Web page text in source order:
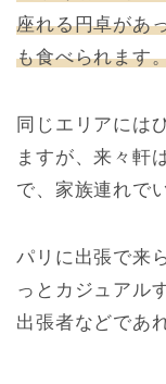
座れる円卓があ
も食べられます
同じエリアには
ますが、来々軒
で、家族連れで
パリに出張で来
っとカジュアル
出張者などであ